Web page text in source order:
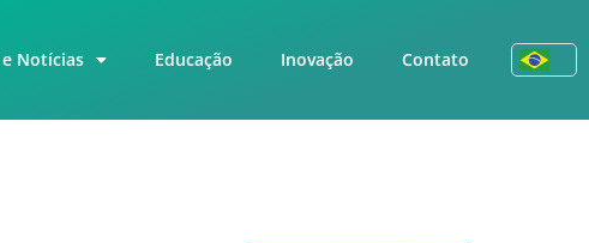
Notícias Educação Inovação Contato